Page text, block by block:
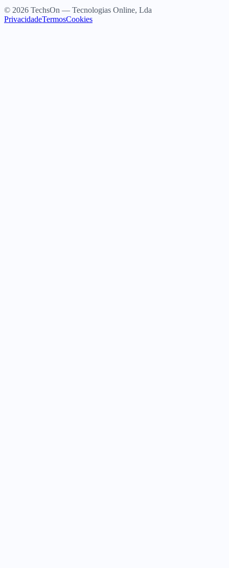
© 2026 TechsOn — Tecnologias Online, Lda
PrivacidadeTermosCookies